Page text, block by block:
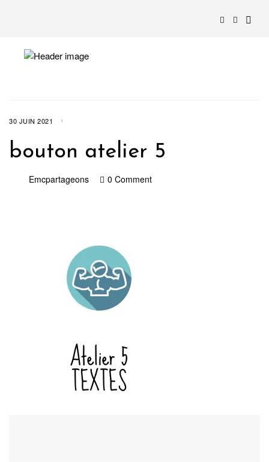
30 JUIN 2021
bouton atelier 5
Emcpartageons 0 Comment